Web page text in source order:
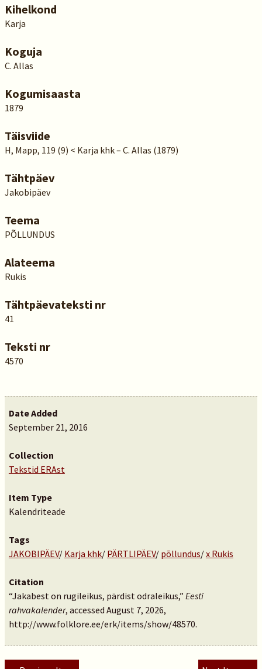
Kihelkond
Karja
Koguja
C. Allas
Kogumisaasta
1879
Täisviide
H, Mapp, 119 (9) < Karja khk – C. Allas (1879)
Tähtpäev
Jakobipäev
Teema
PÕLLUNDUS
Alateema
Rukis
Tähtpäevateksti nr
41
Teksti nr
4570
Date Added
September 21, 2016
Collection
Tekstid ERAst
Item Type
Kalendriteade
Tags
JAKOBIPÄEV/ Karja khk/ PÄRTLIPÄEV/ põllundus/x Rukis
Citation
“Jakabest on rugileikus, pärdist odraleikus,” Eesti
rahvakalender, accessed August 7, 2026,
http://www.folklore.ee/erk/items/show/48570.